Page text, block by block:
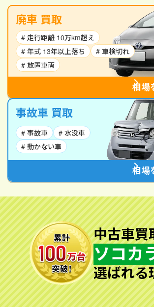
廃車 買取
# 走行距離 10万km超え
# 年式 13年以上落ち
# 車検切れ
# 放置車両
相場
事故車 買取
# 事故車
# 水没車
# 動かない車
相場
中古車買
ソコカ
選ばれる